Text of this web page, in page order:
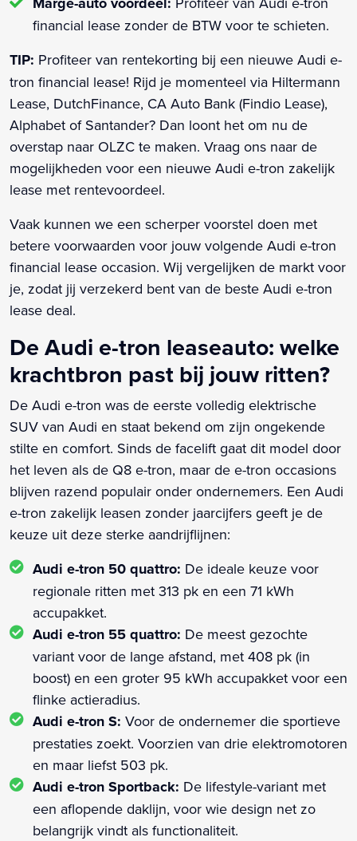
financial lease zonder de BTW voor te schieten.
TIP: Profiteer van rentekorting bij een nieuwe Audi e-
tron financial lease! Rijd je momenteel via Hiltermann
Lease, DutchFinance, CA Auto Bank (Findio Lease),
Alphabet of Santander? Dan loont het om nu de
overstap naar OLZC te maken. Vraag ons naar de
mogelijkheden voor een nieuwe Audi e-tron zakelijk
lease met rentevoordeel.
Vaak kunnen we een scherper voorstel doen met
betere voorwaarden voor jouw volgende Audi e-tron
financial lease occasion. Wij vergelijken de markt voor
je, zodat jij verzekerd bent van de beste Audi e-tron
lease deal.
De Audi e-tron leaseauto: welke
krachtbron past bij jouw ritten?
De Audi e-tron was de eerste volledig elektrische
SUV van Audi en staat bekend om zijn ongekende
stilte en comfort. Sinds de facelift gaat dit model door
het leven als de Q8 e-tron, maar de e-tron occasions
blijven razend populair onder ondernemers. Een Audi
e-tron zakelijk leasen zonder jaarcijfers geeft je de
keuze uit deze sterke aandrijflijnen:
Audi e-tron 50 quattro: De ideale keuze voor
regionale ritten met 313 pk en een 71 kWh
accupakket.
Audi e-tron 55 quattro: De meest gezochte
variant voor de lange afstand, met 408 pk (in
boost) en een groter 95 kWh accupakket voor een
flinke actieradius.
Audi e-tron S: Voor de ondernemer die sportieve
prestaties zoekt. Voorzien van drie elektromotoren
en maar liefst 503 pk.
Audi e-tron Sportback: De lifestyle-variant met
een aflopende daklijn, voor wie design net zo
belangrijk vindt als functionaliteit.